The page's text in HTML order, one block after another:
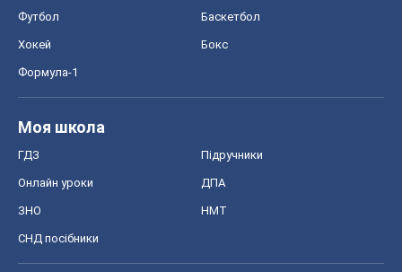
Футбол Баскетбол
Хокей Бокс
Формула-1
Моя школа
ГДЗ Підручники
Онлайн уроки ДПА
ЗНО НМТ
СНД посібники